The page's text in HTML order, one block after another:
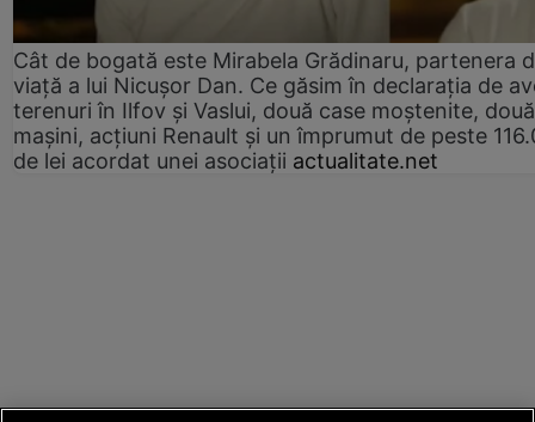
Cât de bogată este Mirabela Grădinaru, partenera
viață a lui Nicușor Dan. Ce găsim în declarația de
terenuri în Ilfov și Vaslui, două case moștenite, două
mașini, acțiuni Renault și un împrumut de peste
de lei acordat unei asociații actualitate.net